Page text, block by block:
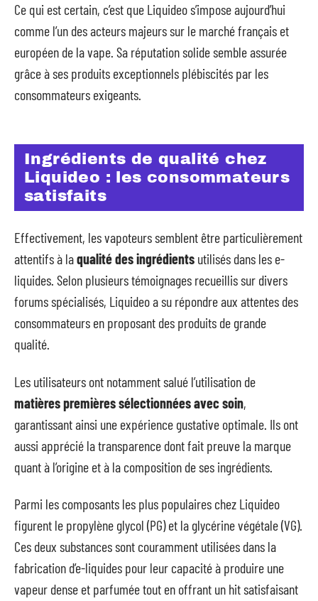
Ce qui est certain, c’est que Liquideo s’impose aujourd’hui
comme l’un des acteurs majeurs sur le marché français et
européen de la vape. Sa réputation solide semble assurée
grâce à ses produits exceptionnels plébiscités par les
consommateurs exigeants.
Ingrédients de qualité chez
Liquideo : les consommateurs
satisfaits
Effectivement, les vapoteurs semblent être particulièrement
attentifs à laqualité des ingrédients utilisés dans les e-
liquides. Selon plusieurs témoignages recueillis sur divers
forums spécialisés, Liquideo a su répondre aux attentes des
consommateurs en proposant des produits de grande
qualité.
Les utilisateurs ont notamment salué l’utilisation de
matières premières sélectionnées avec soin,
garantissant ainsi une expérience gustative optimale. Ils ont
aussi apprécié la transparence dont fait preuve la marque
quant à l’origine et à la composition de ses ingrédients.
Parmi les composants les plus populaires chez Liquideo
figurent le propylène glycol (PG) et la glycérine végétale (VG).
Ces deux substances sont couramment utilisées dans la
fabrication d’e-liquides pour leur capacité à produire une
vapeur dense et parfumée tout en offrant un hit satisfaisant